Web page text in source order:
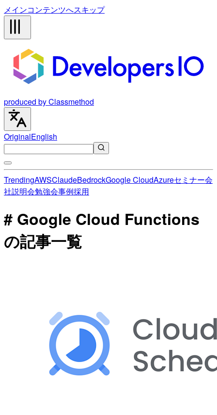
メインコンテンツへスキップ
produced by Classmethod
OriginalEnglish
TrendingAWSClaudeBedrockGoogle CloudAzureセミナー会
社説明会勉強会事例採用
# Google Cloud Functions
の記事一覧